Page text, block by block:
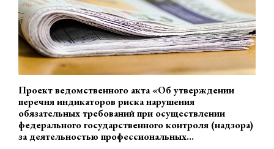
Проект ведомственного акта «Об утверждении
перечня индикаторов риска нарушения
обязательных требований при осуществлении
федерального государственного контроля (надзора)
за деятельностью профессиональных